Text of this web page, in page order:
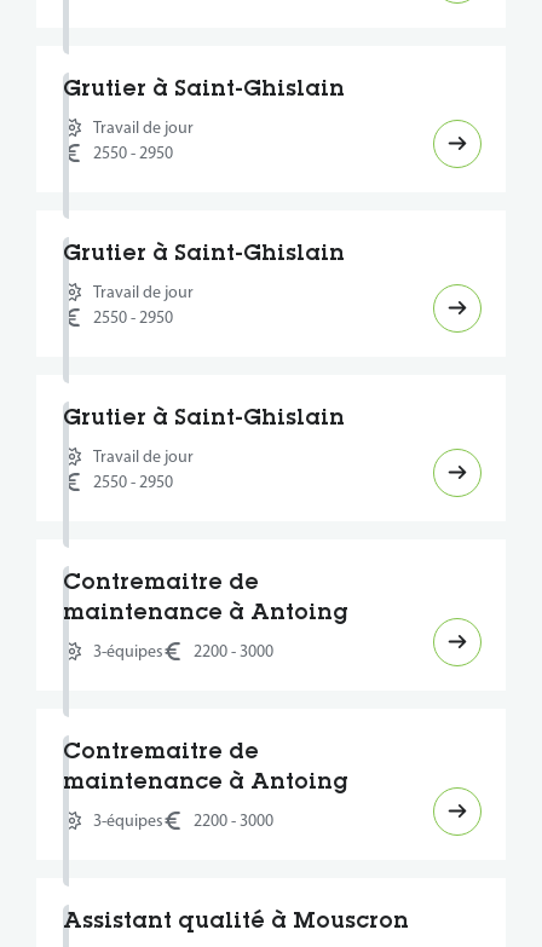
Grutier à Saint-Ghislain
Travail de jour
2550 - 2950
Grutier à Saint-Ghislain
Travail de jour
2550 - 2950
Grutier à Saint-Ghislain
Travail de jour
2550 - 2950
Contremaitre de
maintenance à Antoing
3-équipes 2200 - 3000
Contremaitre de
maintenance à Antoing
3-équipes 2200 - 3000
Assistant qualité à Mouscron